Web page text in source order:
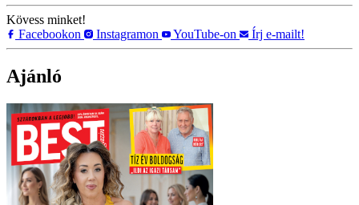
Kövess minket!
Facebookon
Instagramon YouTube-on Írj e-mailt!
Ajánló